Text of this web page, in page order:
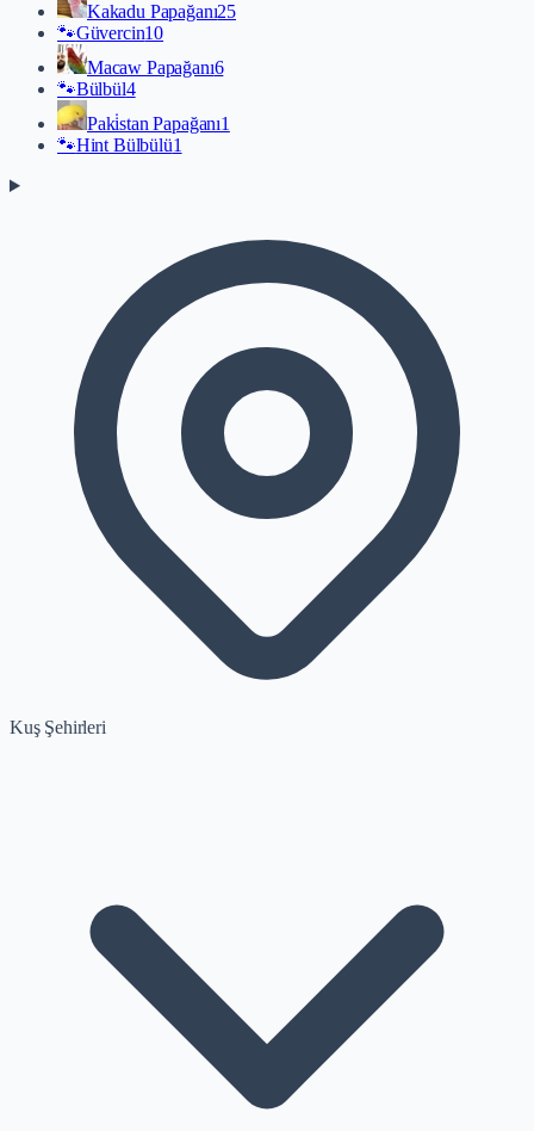
Kakadu Papağanı25
🐾Güvercin10
Macaw Papağanı6
🐾Bülbül4
Paki̇stan Papağanı1
🐾Hint Bülbülü1
Kuş Şehirleri